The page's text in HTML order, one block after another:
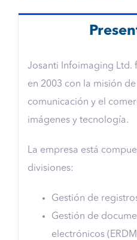
Josanti Infoimaging Ltd.
en 2003 con la misión
comunicación y el
imágenes y tecnología.
La empresa está
divisiones:
Gestión de
Gestión de
electrónicos